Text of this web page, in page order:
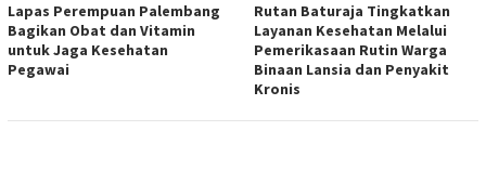
Lapas Perempuan Palembang
Bagikan Obat dan Vitamin
untuk Jaga Kesehatan
Pegawai
Rutan Baturaja Tingkatkan
Layanan Kesehatan Melalui
Pemerikasaan Rutin Warga
Binaan Lansia dan Penyakit
Kronis